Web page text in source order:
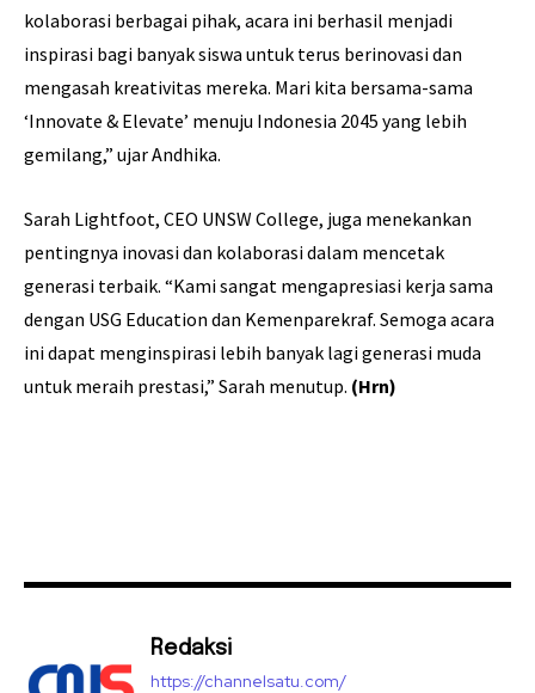
kolaborasi berbagai pihak, acara ini berhasil menjadi
inspirasi bagi banyak siswa untuk terus berinovasi dan
mengasah kreativitas mereka. Mari kita bersama-sama
‘Innovate & Elevate’ menuju Indonesia 2045 yang lebih
gemilang,” ujar Andhika.
Sarah Lightfoot, CEO UNSW College, juga menekankan
pentingnya inovasi dan kolaborasi dalam mencetak
generasi terbaik. “Kami sangat mengapresiasi kerja sama
dengan USG Education dan Kemenparekraf. Semoga acara
ini dapat menginspirasi lebih banyak lagi generasi muda
untuk meraih prestasi,” Sarah menutup. (Hrn)
Redaksi
https://channelsatu.com/